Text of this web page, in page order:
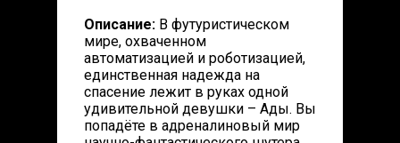
Описание: В футуристическом
мире, охваченном
автоматизацией и роботизацией,
единственная надежда на
спасение лежит в руках одной
удивительной девушки – Ады. Вы
попадёте в адреналиновый мир